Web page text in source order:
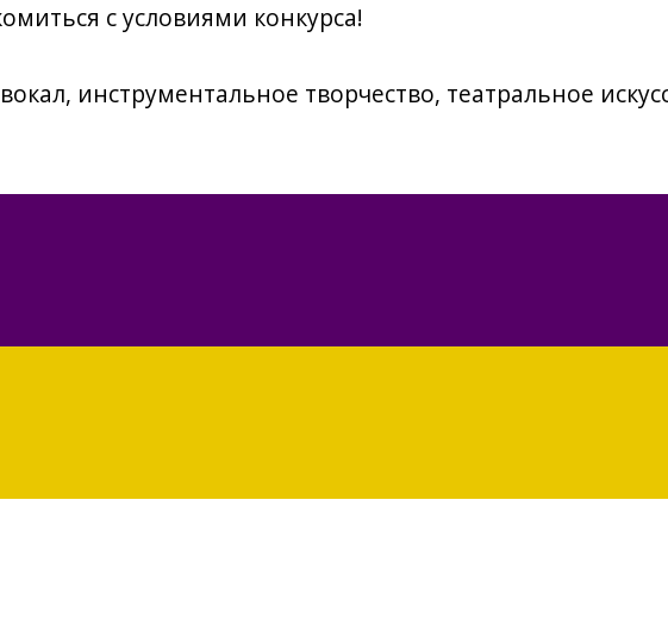
с условиями конкурса!
инструментальное творчество, театральное